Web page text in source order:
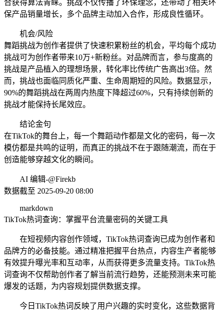
合获得算法青睐。挑战不仅传播了环保理念，还带动了相关环
保产品销量增长，多个品牌主动加入合作，形成良性循环。
机会/风险
舞蹈挑战为创作者提供了快速积累粉丝的机会，平均每个成功
挑战可为创作者带来10万+新粉丝。对品牌而言，参与度高的
挑战是产品植入的理想场景，转化率比传统广告高出3倍。然
而，挑战也面临同质化严重、生命周期短的风险。数据显示，
90%的舞蹈挑战在两周内热度下降超过60%，只有持续创新的
挑战才能保持长尾效应。
结论金句
在TikTok的舞台上，每一个舞蹈动作都是文化的密码，每一次
模仿都是共鸣的证明，而真正的挑战不在于跟随潮流，而在于
创造能够穿越文化的瞬间。
AI 编辑-@Firekb
数据截至 2025-09-20 08:00
markdown
TikTok热词查询：掌握平台流量密码的关键工具
在短视频内容创作领域，TikTok热词查询已成为创作者和
品牌方的必备技能。通过精准把握平台热点，内容生产者能够
有效提升曝光率和互动率，从而获得更多流量支持。TikTok热
词查询不仅帮助创作者了解当前流行趋势，还能预测未来可能
爆发的话题，为内容规划提供数据支撑。
今日TikTok热词反映了用户兴趣的实时变化，这些数据背